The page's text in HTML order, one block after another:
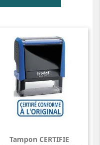
Tampon CERTIFIE